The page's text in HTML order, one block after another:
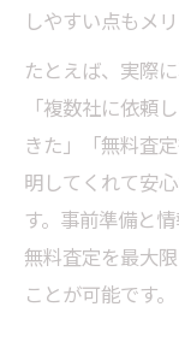
出張買
査定
目
家具や家
出張買
無料査
家具の
由
しやすい点もメリ
たとえば、実際
「複数社に依頼
きた」「無料査
明してくれて安
す。事前準備と
無料査定を最大
ことが可能です。